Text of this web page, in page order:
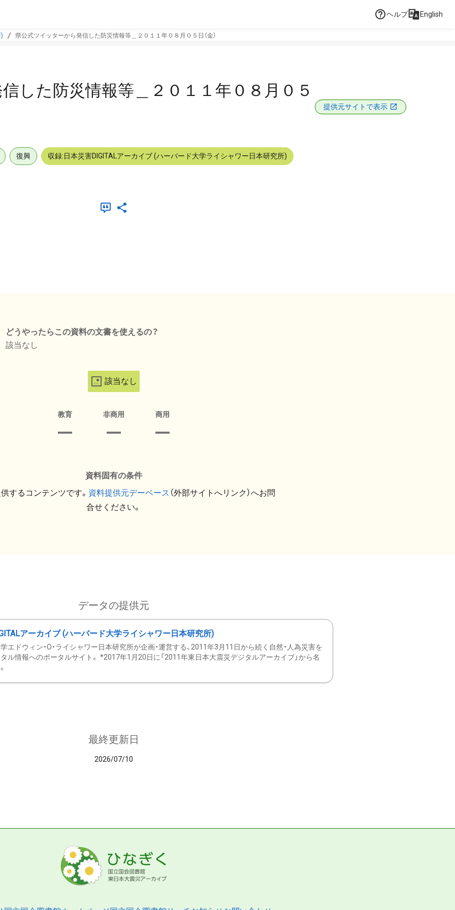
ヘルプ English
県公式ツイッターから発信した防災情報等＿２０１１年０８月０５日（金）
した防災情報等＿２０１１年０８月０５
提供元サイトで表示
復興 収録:日本災害DIGITALアーカイブ (ハーバード大学ライシャワー日本研究所)
どうやったらこの資料の文書を使えるの？
該当なし
該当なし
教育 非商用 商用
資料固有の条件
するコンテンツです。 資料提供元デーベース （外部サイトへリンク）へお問
合せください。
データの提供元
アーカイブ (ハーバード大学ライシャワー日本研究所)
エドウィン・O・ライシャワー日本研究所が企画・運営する、2011年3月11日から続く自然・人為災害を
ル情報へのポータルサイト。 *2017年1月20日に「2011年東日本大震災デジタルアーカイブ」から名
最終更新日
2026/07/10